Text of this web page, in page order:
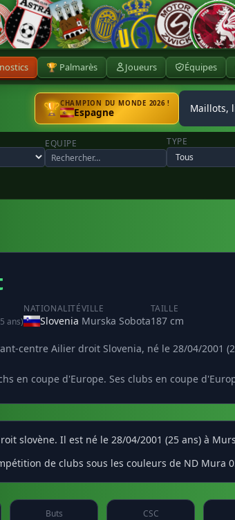
🏆 Palmarès Joueurs Équipes
🏆CHAMPION DU MONDE 2026 !
Espagne Maillots,
EQUIPE TYPE
ans)
NATIONALITÉ
Slovenia
VILLE
Murska Sobota
TAILLE
187 cm
centre Ailier droit Slovenia, né le 28/04/2001
en coupe d'Europe. Ses clubs en coupe
slovène. Il est né le 28/04/2001 (25 ans) à
de clubs sous les couleurs de ND Mura
Buts CSC